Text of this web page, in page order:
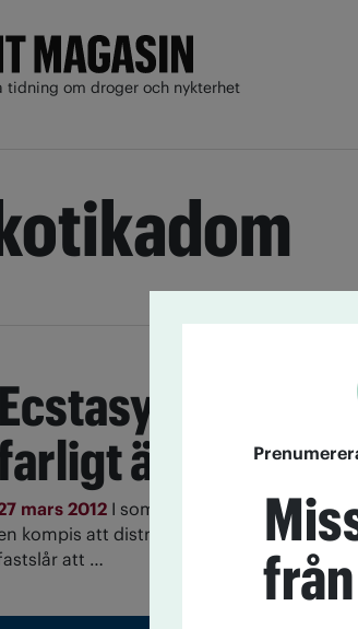
tidning om droger och nykterhet
Ecstasy bedöms
än tidigare
mars 2012 I somras sänkte hovrätten
kompis att distribuera narkotika via
att …